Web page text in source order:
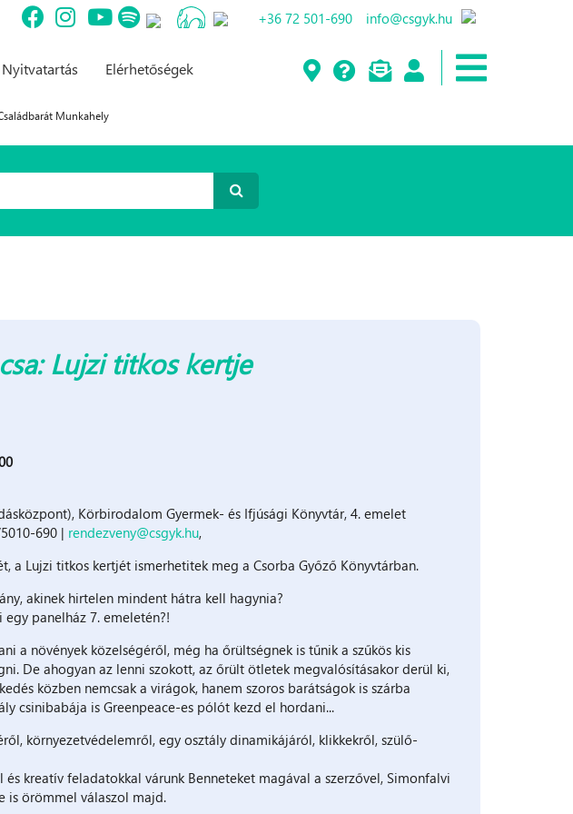
+36 72 501-690 info@csgyk.hu
Nyitvatartás Elérhetőségek
Munkahely
Lujzi titkos kertje
Körbirodalom Gyermek- és Ifjúsági Könyvtár, 4. emelet
690 | rendezveny@csgyk.hu,
a Lujzi titkos kertjét ismerhetitek meg a Csorba Győző Könyvtárban.
akinek hirtelen mindent hátra kell hagynia?
panelház 7. emeletén?!
a növények közelségéről, még ha őrültségnek is tűnik a szűkös kis
De ahogyan az lenni szokott, az őrült ötletek megvalósításakor derül ki,
közben nemcsak a virágok, hanem szoros barátságok is szárba
csinibabája is Greenpeace-es pólót kezd el hordani...
környezetvédelemről, egy osztály dinamikájáról, klikkekről, szülő-
kreatív feladatokkal várunk Benneteket magával a szerzővel, Simonfalvi
is örömmel válaszol majd.